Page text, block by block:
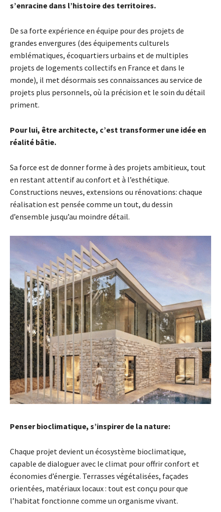
s’enracine dans l’histoire des territoires.
De sa forte expérience en équipe pour des projets de
grandes envergures (des équipements culturels
emblématiques, écoquartiers urbains et de multiples
projets de logements collectifs en France et dans le
monde), il met désormais ses connaissances au service de
projets plus personnels, où la précision et le soin du détail
priment.
Pour lui, être architecte, c’est transformer une idée en
réalité bâtie.
Sa force est de donner forme à des projets ambitieux, tout
en restant attentif au confort et à l’esthétique.
Constructions neuves, extensions ou rénovations: chaque
réalisation est pensée comme un tout, du dessin
d’ensemble jusqu’au moindre détail.
Penser bioclimatique, s’inspirer de la nature:
Chaque projet devient un écosystème bioclimatique,
capable de dialoguer avec le climat pour offrir confort et
économies d’énergie. Terrasses végétalisées, façades
orientées, matériaux locaux : tout est conçu pour que
l’habitat fonctionne comme un organisme vivant.